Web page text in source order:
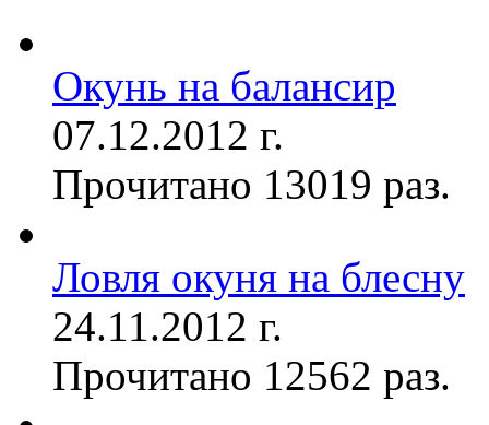
Окунь на балансир
07.12.2012 г.
Прочитано 13019 раз.
Ловля окуня на блесну
24.11.2012 г.
Прочитано 12562 раз.